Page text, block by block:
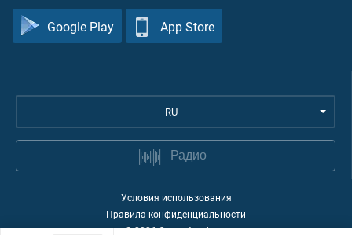
Google Play App Store
RU
Радио
Условия использования
Правила конфиденциальности
©2026Quran Academy